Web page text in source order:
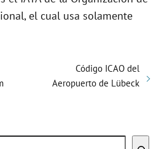
el cual usa solamente
Código ICAO del
Aeropuerto de Lübeck